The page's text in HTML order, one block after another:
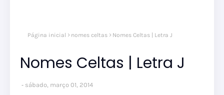
Página inicial nomes celtas Nomes Celtas | Letra J
Nomes Celtas | Letra J
sábado, março 01, 2014